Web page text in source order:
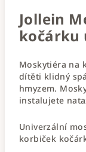
Jollein
kočárku
Moskytiéra na
dítěti klidný
hmyzem.
instalujete
Univerzální
korbiček